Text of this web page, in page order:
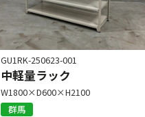
GU1RK-250623-001
中軽量ラック
W1800×D600×H2100
群馬